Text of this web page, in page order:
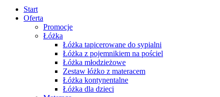
Start
Oferta
Promocje
Łóżka
Łóżka tapicerowane do sypialni
Łóżka z pojemnikiem na pościel
Łóżka młodzieżowe
Zestaw łóżko z materacem
Łóżka kontynentalne
Łóżka dla dzieci